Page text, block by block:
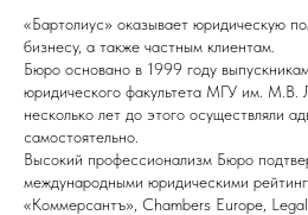
«Бартолиус» оказывает юридическую
бизнесу, а также частным клиентам.
Бюро основано в 1999 году
юридического факультета МГУ им. М.В.
несколько лет до этого осуществляли
самостоятельно.
Высокий профессионализм Бюро
международными юридическими
«Коммерсантъ», Chambers Europe,